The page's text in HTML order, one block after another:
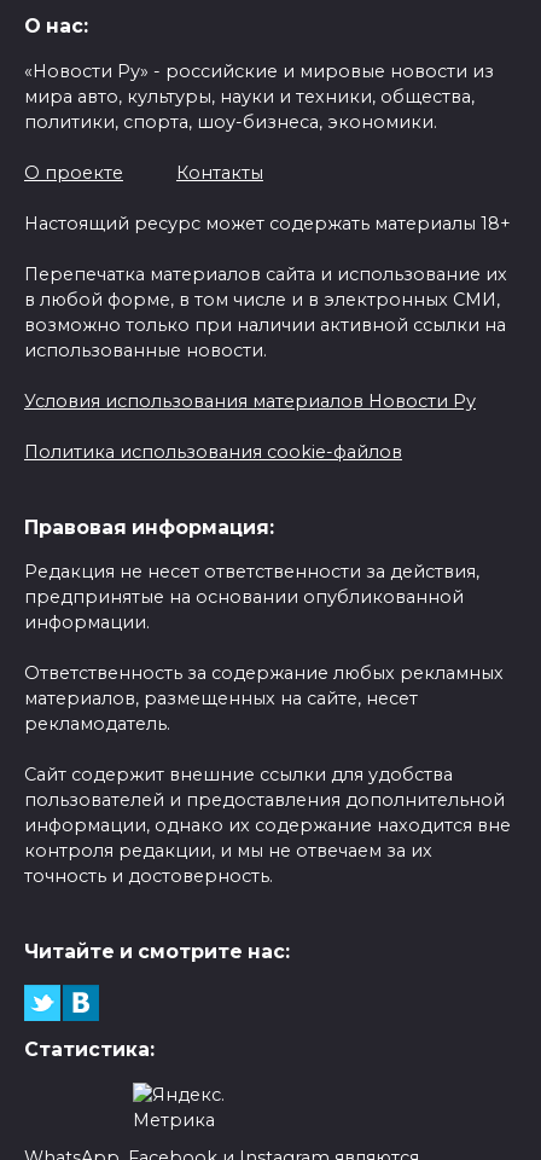
О нас:
«Новости Ру» - российские и мировые новости из
мира авто, культуры, науки и техники, общества,
политики, спорта, шоу-бизнеса, экономики.
О проекте Контакты
Настоящий ресурс может содержать материалы 18+
Перепечатка материалов сайта и использование их
в любой форме, в том числе и в электронных СМИ,
возможно только при наличии активной ссылки на
использованные новости.
Условия использования материалов Новости Ру
Политика использования cookie-файлов
Правовая информация:
Редакция не несет ответственности за действия,
предпринятые на основании опубликованной
информации.
Ответственность за содержание любых рекламных
материалов, размещенных на сайте, несет
рекламодатель.
Сайт содержит внешние ссылки для удобства
пользователей и предоставления дополнительной
информации, однако их содержание находится вне
контроля редакции, и мы не отвечаем за их
точность и достоверность.
Читайте и смотрите нас:
Статистика: